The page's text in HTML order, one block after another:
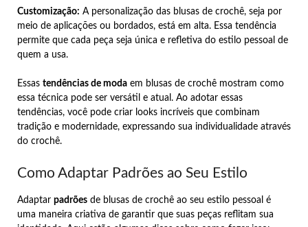
Customização: A personalização das blusas de crochê, seja por
meio de aplicações ou bordados, está em alta. Essa tendência
permite que cada peça seja única e refletiva do estilo pessoal de
quem a usa.
Essas tendências de moda em blusas de crochê mostram como
essa técnica pode ser versátil e atual. Ao adotar essas
tendências, você pode criar looks incríveis que combinam
tradição e modernidade, expressando sua individualidade através
do crochê.
Como Adaptar Padrões ao Seu Estilo
Adaptar padrões de blusas de crochê ao seu estilo pessoal é
uma maneira criativa de garantir que suas peças reflitam sua